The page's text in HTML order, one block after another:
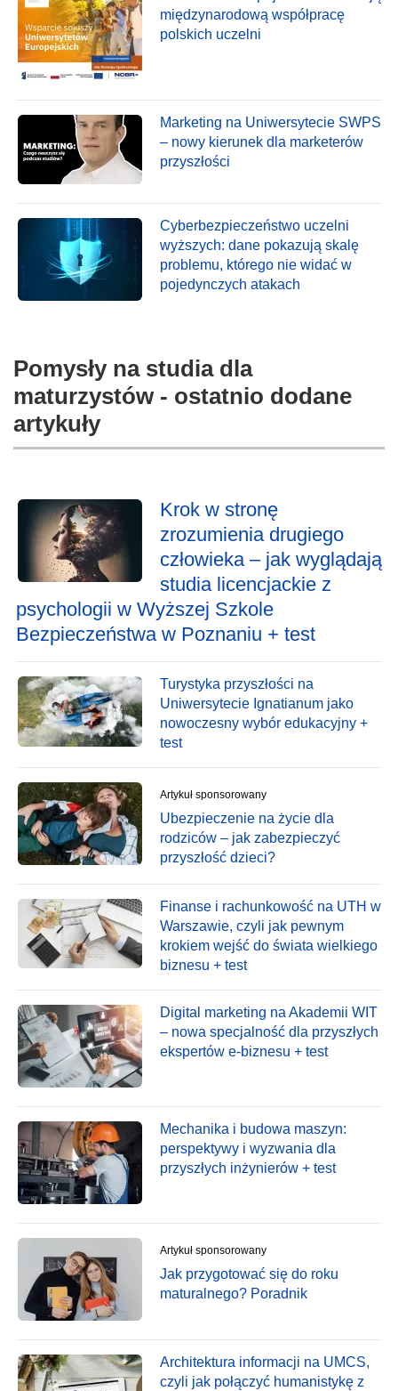
międzynarodową współpracę
polskich uczelni
Marketing na Uniwersytecie SWPS
– nowy kierunek dla marketerów
przyszłości
Cyberbezpieczeństwo uczelni
wyższych: dane pokazują skalę
problemu, którego nie widać w
pojedynczych atakach
Pomysły na studia dla
maturzystów - ostatnio dodane
artykuły
Krok w stronę
zrozumienia drugiego
człowieka – jak wyglądają
studia licencjackie z
psychologii w Wyższej Szkole
Bezpieczeństwa w Poznaniu + test
Turystyka przyszłości na
Uniwersytecie Ignatianum jako
nowoczesny wybór edukacyjny +
test
Artykuł sponsorowany
Ubezpieczenie na życie dla
rodziców – jak zabezpieczyć
przyszłość dzieci?
Finanse i rachunkowość na UTH w
Warszawie, czyli jak pewnym
krokiem wejść do świata wielkiego
biznesu + test
Digital marketing na Akademii WIT
– nowa specjalność dla przyszłych
ekspertów e-biznesu + test
Mechanika i budowa maszyn:
perspektywy i wyzwania dla
przyszłych inżynierów + test
Artykuł sponsorowany
Jak przygotować się do roku
maturalnego? Poradnik
Architektura informacji na UMCS,
czyli jak połączyć humanistykę z